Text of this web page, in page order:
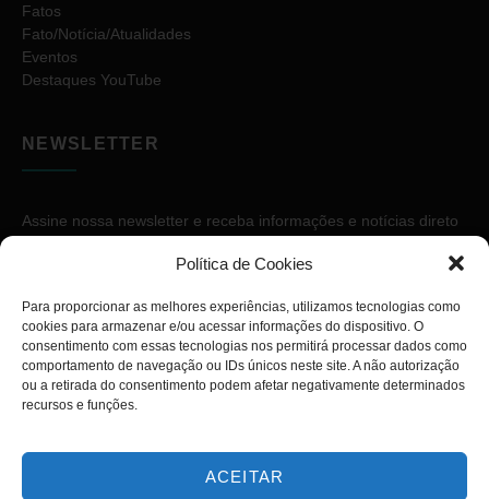
Política de Cookies
Para proporcionar as melhores experiências, utilizamos tecnologias como
cookies para armazenar e/ou acessar informações do dispositivo. O
consentimento com essas tecnologias nos permitirá processar dados como
comportamento de navegação ou IDs únicos neste site. A não autorização
ou a retirada do consentimento podem afetar negativamente determinados
recursos e funções.
ACEITAR
Fatos
Fato/Notícia/Atualidades
Eventos
Destaques YouTube
NEWSLETTER
Assine nossa newsletter e receba informações e notícias direto